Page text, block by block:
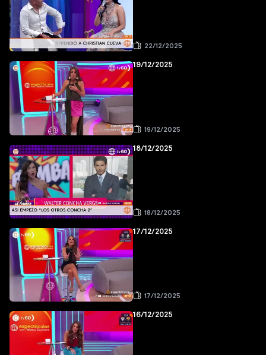
22/12/2025
19/12/2025
19/12/2025
18/12/2025
18/12/2025
17/12/2025
17/12/2025
16/12/2025